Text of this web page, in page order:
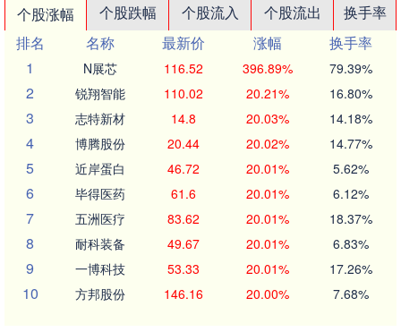
个股涨幅 个股跌幅 个股流入 个股流出
换手率
排名
名称 最新价 涨幅
换手率
1
N展芯 116.52 396.89% 79.39%
2 锐翔智能 110.02 20.21% 16.80%
3 志特新材 14.8 20.03% 14.18%
4 博腾股份 20.44 20.02% 14.77%
5 近岸蛋白 46.72 20.01% 5.62%
6 毕得医药 61.6 20.01% 6.12%
7 五洲医疗 83.62 20.01% 18.37%
8 耐科装备 49.67 20.01% 6.83%
9 一博科技 53.33 20.01% 17.26%
10 方邦股份 146.16 20.00% 7.68%